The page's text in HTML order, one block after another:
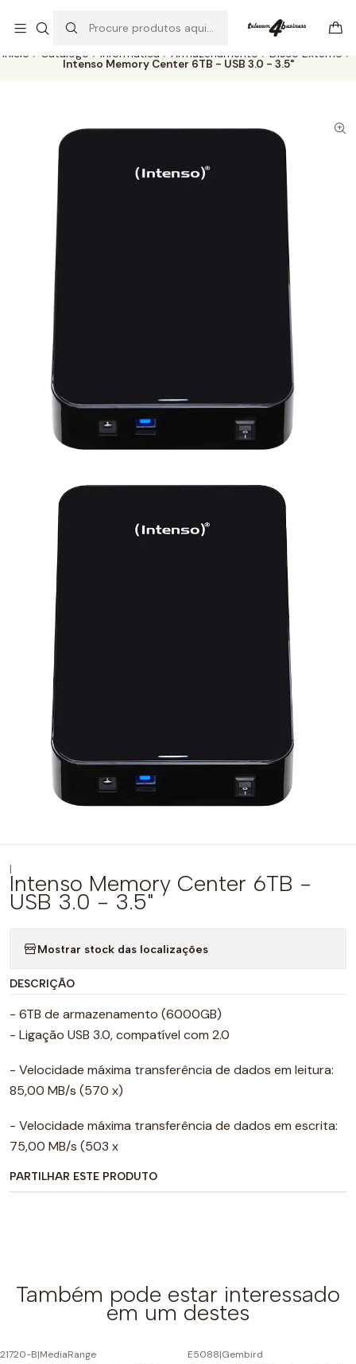
Ler mais
Início Catálogo Informática Armazenamento Disco Externo
Intenso Memory Center 6TB - USB 3.0 - 3.5"
|
Intenso Memory Center 6TB -
USB 3.0 - 3.5"
Mostrar stock das localizações
DESCRIÇÃO
- 6TB de armazenamento (6000GB)
- Ligação USB 3.0, compatível com 2.0
- Velocidade máxima transferência de dados em leitura:
85,00 MB/s (570 x)
- Velocidade máxima transferência de dados em escrita:
75,00 MB/s (503 x
PARTILHAR ESTE PRODUTO
Também pode estar interessado
em um destes
21720-B|MediaRange E5088|Gembird